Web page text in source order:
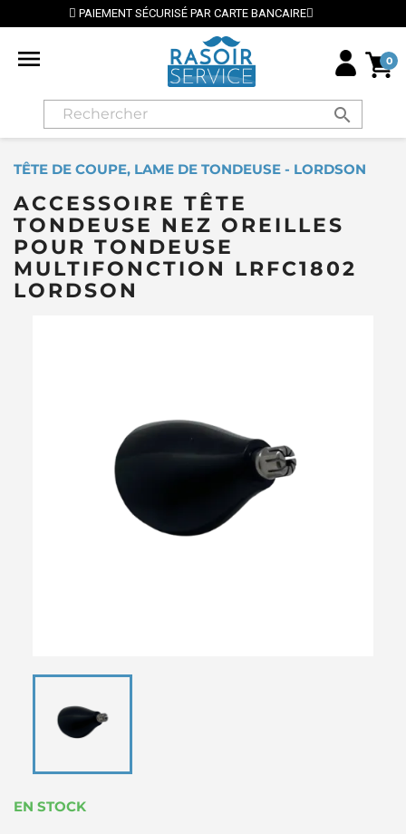
PAR CARTE BANCAIRE ⭐ LIVRAISON GRATUITE
 0
search
TÊTE DE COUPE, LAME DE TONDEUSE - LORDSON
ACCESSOIRE TÊTE
TONDEUSE NEZ OREILLES
POUR TONDEUSE
MULTIFONCTION LRFC1802
LORDSON
EN STOCK